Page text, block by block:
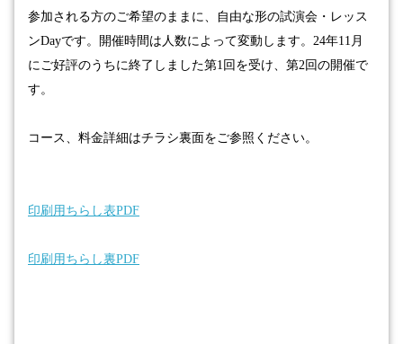
参加される方のご希望のままに、自由な形の試演会・レッス
ンDayです。 開催時間は人数によって変動します。24年11月
にご好評のうちに終了しました第1回を受け、第2回の開催で
す。
コース、料金詳細はチラシ裏面をご参照ください。
印刷用ちらし表PDF
印刷用ちらし裏PDF